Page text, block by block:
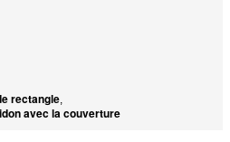
rectangle,
avec la couverture